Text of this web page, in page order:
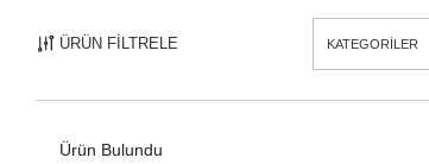
ÜRÜN FİLTRELE KATEGORİLER
Ürün Bulundu